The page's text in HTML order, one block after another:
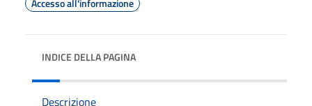
INDICE DELLA PAGINA
Descrizione